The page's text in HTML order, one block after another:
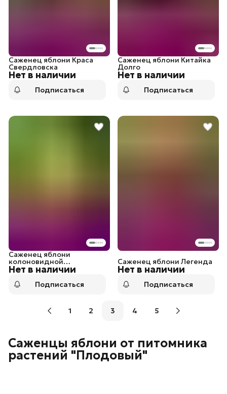
Нет в наличии
Саженец яблони Краса
Свердловска
Подписаться
Нет в наличии
Саженец яблони Китайка
Долго
Подписаться
Нет в наличии
Саженец яблони
колоновидной
Московское ожерелье
Подписаться
Нет в наличии
Саженец яблони Легенда
Подписаться
1 2 3 4 5
Саженцы яблони от питомника
растений "Плодовый"